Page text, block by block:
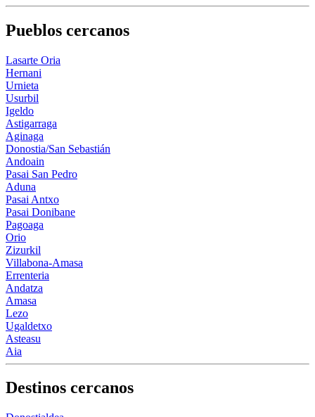
Pueblos cercanos
Lasarte Oria
Hernani
Urnieta
Usurbil
Igeldo
Astigarraga
Aginaga
Donostia/San Sebastián
Andoain
Pasai San Pedro
Aduna
Pasai Antxo
Pasai Donibane
Pagoaga
Orio
Zizurkil
Villabona-Amasa
Errenteria
Andatza
Amasa
Lezo
Ugaldetxo
Asteasu
Aia
Destinos cercanos